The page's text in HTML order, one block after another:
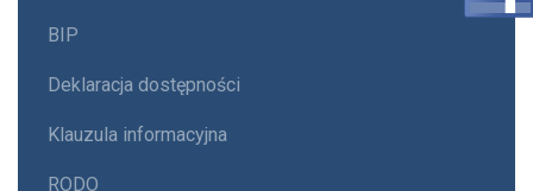
BIP
Deklaracja dostępności
Klauzula informacyjna
RODO